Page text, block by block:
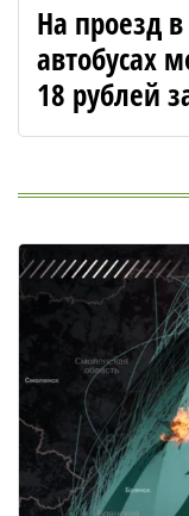
На проезд
автобусах
18 рублей